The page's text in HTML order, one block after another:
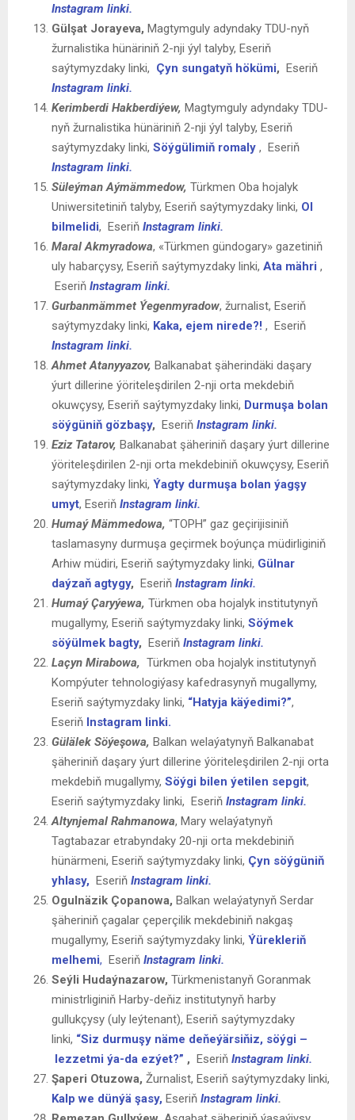
Instagram linki.
Gülşat Jorayeva, Magtymguly adyndaky TDU-nyň
žurnalistika hünäriniň 2-nji ýyl talyby, Eseriň
saýtymyzdaky linki, Çyn sungatyň hökümi, Eseriň
Instagram linki.
Kerimberdi Hakberdiýew, Magtymguly adyndaky TDU-
nyň žurnalistika hünäriniň 2-nji ýyl talyby, Eseriň
saýtymyzdaky linki, Söýgülimiň romaly , Eseriň
Instagram linki.
Süleýman Aýmämmedow, Türkmen Oba hojalyk
Uniwersitetiniň talyby, Eseriň saýtymyzdaky linki, Ol
bilmelidi, Eseriň Instagram linki.
Maral Akmyradowa, «Türkmen gündogary» gazetiniň
uly habarçysy, Eseriň saýtymyzdaky linki, Ata mähri ,
Eseriň Instagram linki.
Gurbanmämmet Ýegenmyradow, žurnalist, Eseriň
saýtymyzdaky linki, Kaka, ejem nirede?! , Eseriň
Instagram linki.
Ahmet Atanyyazov, Balkanabat şäherindäki daşary
ýurt dillerine ýöriteleşdirilen 2-nji orta mekdebiň
okuwçysy, Eseriň saýtymyzdaky linki, Durmuşa bolan
söýgüniň gözbaşy, Eseriň Instagram linki.
Eziz Tatarov, Balkanabat şäheriniň daşary ýurt dillerine
ýöriteleşdirilen 2-nji orta mekdebiniň okuwçysy, Eseriň
saýtymyzdaky linki, Ýagty durmuşa bolan ýagşy
umyt, Eseriň Instagram linki.
Humaý Mämmedowa, “TOPH” gaz geçirijisiniň
taslamasyny durmuşa geçirmek boýunça müdirliginiň
Arhiw müdiri, Eseriň saýtymyzdaky linki, Gülnar
daýzaň agtygy, Eseriň Instagram linki.
Humaý Çaryýewa, Türkmen oba hojalyk institutynyň
mugallymy, Eseriň saýtymyzdaky linki, Söýmek
söýülmek bagty, Eseriň Instagram linki.
Laçyn Mirabowa, Türkmen oba hojalyk institutynyň
Kompýuter tehnologiýasy kafedrasynyň mugallymy,
Eseriň saýtymyzdaky linki, “Hatyja käýedimi?”,
Eseriň Instagram linki.
Gülälek Söýeşowa, Balkan welaýatynyň Balkanabat
şäheriniň daşary ýurt dillerine ýöriteleşdirilen 2-nji orta
mekdebiň mugallymy, Söýgi bilen ýetilen sepgit,
Eseriň saýtymyzdaky linki, Eseriň Instagram linki.
Altynjemal Rahmanowa, Mary welaýatynyň
Tagtabazar etrabyndaky 20-nji orta mekdebiniň
hünärmeni, Eseriň saýtymyzdaky linki, Çyn söýgüniň
yhlasy, Eseriň Instagram linki.
Ogulnäzik Çopanowa, Balkan welaýatynyň Serdar
şäheriniň çagalar çeperçilik mekdebiniň nakgaş
mugallymy, Eseriň saýtymyzdaky linki, Ýürekleriň
melhemi, Eseriň Instagram linki.
Seýli Hudaýnazarow, Türkmenistanyň Goranmak
ministrliginiň Harby-deňiz institutynyň harby
gullukçysy (uly leýtenant), Eseriň saýtymyzdaky
linki, “Siz durmuşy näme deňeýärsiňiz, söýgi –
lezzetmi ýa-da ezýet?” , Eseriň Instagram linki.
Şaperi Otuzowa, Žurnalist, Eseriň saýtymyzdaky linki,
Kalp we dünýä şasy, Eseriň Instagram linki.